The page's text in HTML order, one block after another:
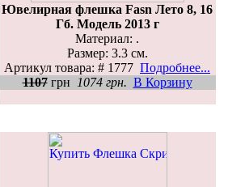
Ювелирная флешка Fasn Лето 8, 16
Гб. Модель 2013 г
Материал: .
Размер: 3.3 см.
Артикул товара: # 1777 Подробнее...
1107грн 1074 грн. В Корзину